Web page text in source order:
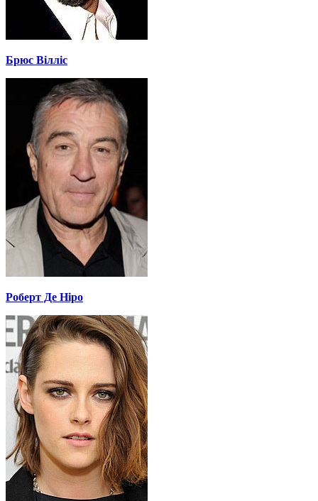
Брюс Вілліс
Роберт Де Ніро